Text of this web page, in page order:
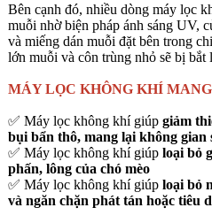
Bên cạnh đó, nhiều dòng máy lọc
muỗi nhờ biện pháp ánh sáng UV,
và miếng dán muỗi đặt bên trong
lớn muỗi và côn trùng nhỏ sẽ bị bắt
MÁY LỌC KHÔNG KHÍ
✅ Máy lọc không khí giúpgiảm
bụi bẩn thô, mang lại không gian
✅ Máy lọc không khí giúp loại bỏ
phấn, lông của chó mèo
✅ Máy lọc không khí giúp loại bỏ
và ngăn chặn phát tán hoặc tiêu